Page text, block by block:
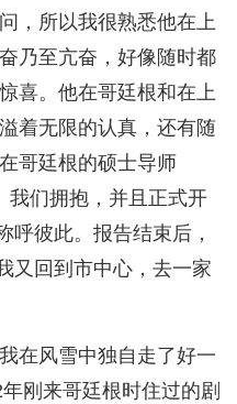
，所以我很熟悉他在上
乃至亢奋，好像随时都
喜。他在哥廷根和在上
着无限的认真，还有随
哥廷根的硕士导师
我们拥抱，并且正式开
呼彼此。报告结束后，
又回到市中心，去一家
在风雪中独自走了好一
刚来哥廷根时住过的剧